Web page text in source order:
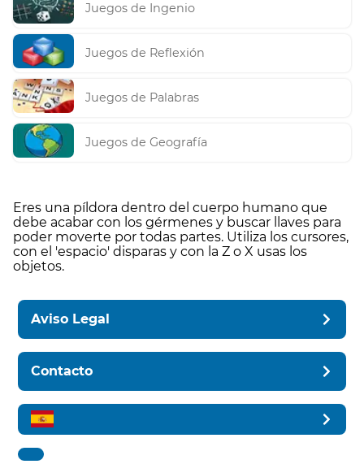
Juegos de Ingenio
Juegos de Reflexión
Juegos de Palabras
Juegos de Geografía
Eres una píldora dentro del cuerpo humano que
debe acabar con los gérmenes y buscar llaves para
poder moverte por todas partes. Utiliza los cursores,
con el 'espacio' disparas y con la Z o X usas los
objetos.
Aviso Legal
Contacto